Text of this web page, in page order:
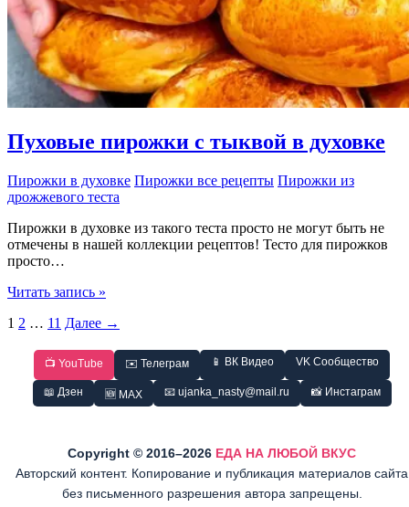
Пуховые пирожки с тыквой в духовке
Пирожки в духовке Пирожки все рецепты Пирожки из
дрожжевого теста
Пирожки в духовке из такого теста просто не могут быть не
отмечены в нашей коллекции рецептов! Тесто для пирожков
просто…
Пуховые
с
духовке
Читать запись »
1 2 … 11 Далее →
📺 YouTube ✉️ Телеграм 📱 ВК Видео VK Сообщество
📖 Дзен 🆕 MAX 📧 ujanka_nasty@mail.ru 📸 Инстаграм
Copyright © 2016–2026 ЕДА НА ЛЮБОЙ ВКУС
Авторский контент. Копирование и публикация материалов сайта
без письменного разрешения автора запрещены.